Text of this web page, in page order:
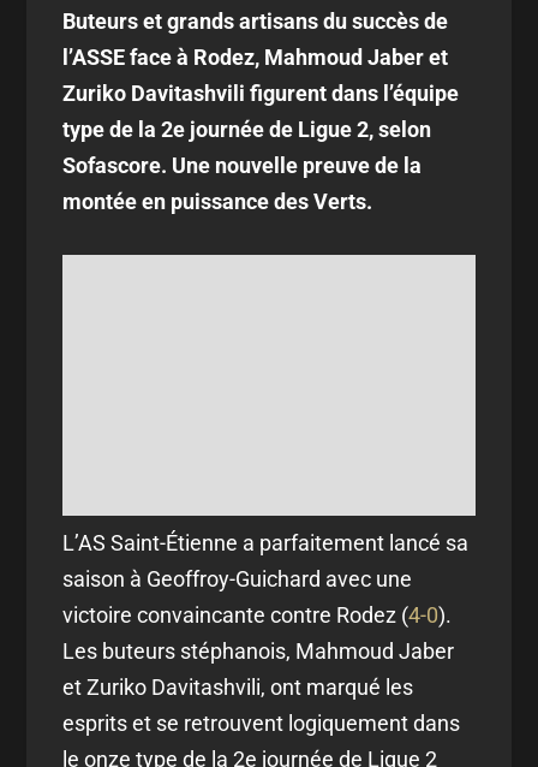
Buteurs et grands artisans du succès de
l’ASSE face à Rodez, Mahmoud Jaber et
Zuriko Davitashvili figurent dans l’équipe
type de la 2e journée de Ligue 2, selon
Sofascore. Une nouvelle preuve de la
montée en puissance des Verts.
L’AS Saint-Étienne a parfaitement lancé sa
saison à Geoffroy-Guichard avec une
victoire convaincante contre Rodez (4-0).
Les buteurs stéphanois, Mahmoud Jaber
et Zuriko Davitashvili, ont marqué les
esprits et se retrouvent logiquement dans
le onze type de la 2e journée de Ligue 2